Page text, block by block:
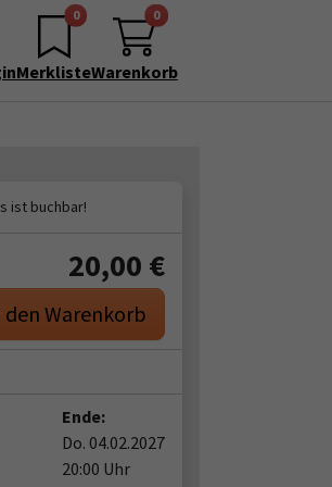
0
Merkliste
0
Warenkorb
20,00 €
den Warenkorb
Ende:
Do. 04.02.2027
20:00 Uhr